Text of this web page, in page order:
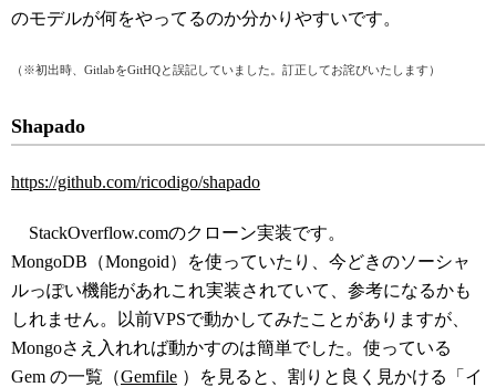
のモデルが何をやってるのか分かりやすいです。
（※初出時、GitlabをGitHQと誤記していました。訂正してお詫びいたします）
Shapado
https://github.com/ricodigo/shapado
StackOverflow.comのクローン実装です。
MongoDB（Mongoid）を使っていたり、今どきのソーシャ
ルっぽい機能があれこれ実装されていて、参考になるかも
しれません。以前VPSで動かしてみたことがありますが、
Mongoさえ入れれば動かすのは簡単でした。使っている
Gem の一覧（Gemfile ）を見ると、割りと良く見かける「イ